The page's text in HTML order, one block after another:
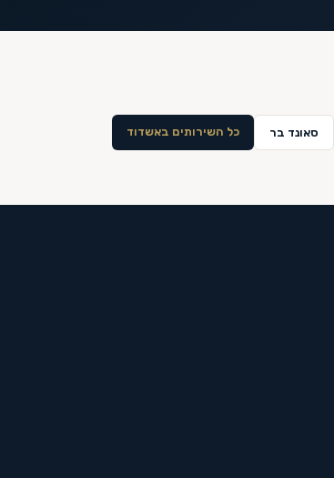
סאונד בר כל השירותים באשדוד